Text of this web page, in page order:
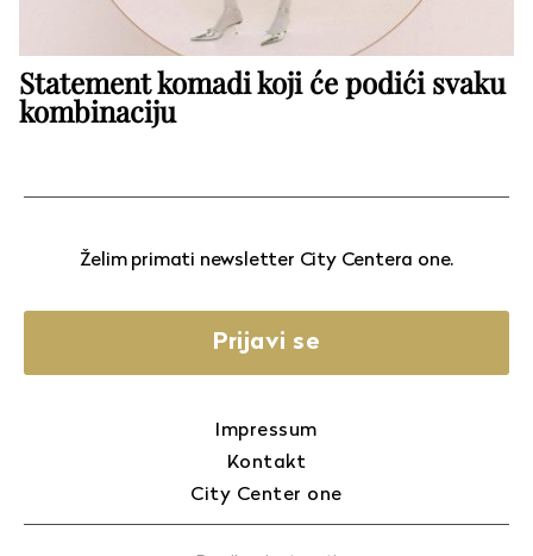
Statement komadi koji će podići svaku
kombinaciju
Želim primati newsletter City Centera one.
Prijavi se
Impressum
Kontakt
City Center one